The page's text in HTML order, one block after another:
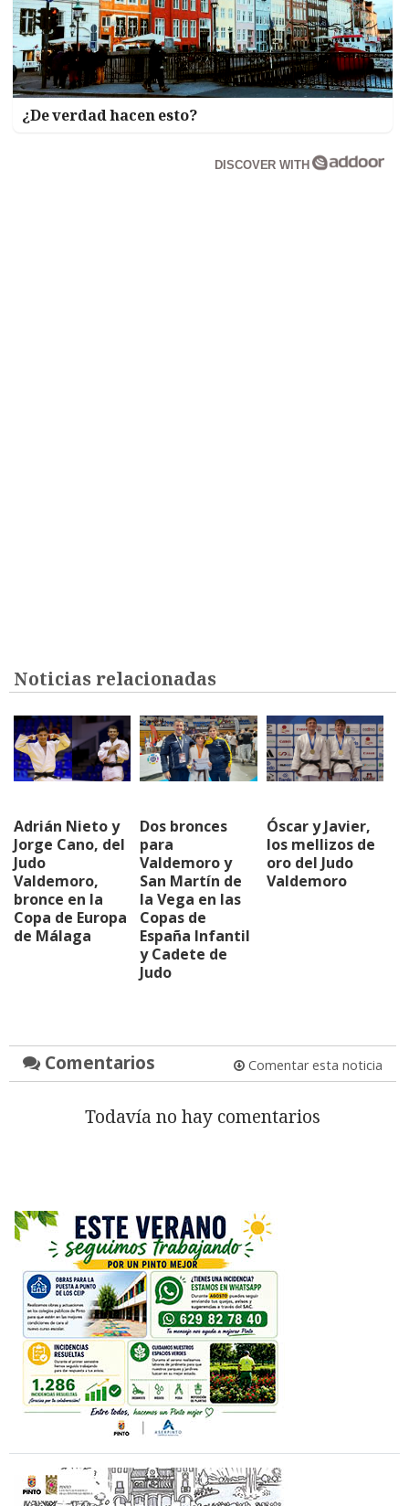
¿De verdad hacen esto?
DISCOVER WITH
Noticias relacionadas
Adrián Nieto y
Jorge Cano, del
Judo
Valdemoro,
bronce en la
Copa de Europa
de Málaga
Dos bronces
para
Valdemoro y
San Martín de
la Vega en las
Copas de
España Infantil
y Cadete de
Judo
Óscar y Javier,
los mellizos de
oro del Judo
Valdemoro
Comentarios Comentar esta noticia
Todavía no hay comentarios